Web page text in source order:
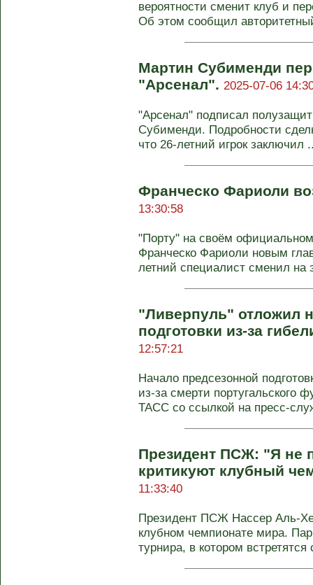
вероятности сменит клуб и
Об этом сообщил
Мартин Субименди
"Арсенал". 2025-07-06
"Арсенал" подписал
Субименди. Подробности
что 26-летний игрок заключил
Франческо Фариоли
13:30:58
"Порту" на своём
Франческо Фариоли новым
летний специалист сменил на
"Ливерпуль" отложил
подготовки из-за
12:57:21
Начало предсезонной
из-за смерти португальского
ТАСС со ссылкой на пресс-
Президент ПСЖ: "Я не
критикуют клубный
11:33:40
Президент ПСЖ Нассер Аль-
клубном чемпионате мира.
турнира, в котором